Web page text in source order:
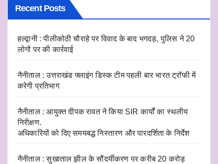
Recent Posts
हल्द्वानी : पीलीकोठी चौराहे पर विवाद के बाद भगदड़, पुलिस ने 20
लोगों पर की कार्रवाई
नैनीताल : उत्तराखंड फ्लाइंग डिस्क टीम पहली बार भारत ट्रॉफी में
करेगी प्रतिभाग
नैनीताल : आयुक्त दीपक रावत ने किया SIR कार्यों का स्थलीय
निरीक्षण.
अधिकारियों को दिए समयबद्ध निस्तारण और पारदर्शिता के निर्देश
नैनीताल : सुखाताल झील के सौंदर्यीकरण पर करीब 20 करोड़